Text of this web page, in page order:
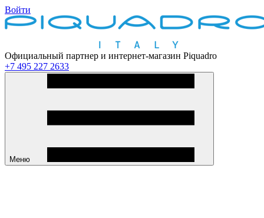
Войти
Официальный партнер и интернет-магазин Piquadro
+7 495 227 2633
Меню